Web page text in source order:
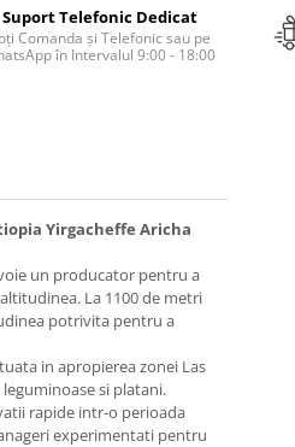
Suport Telefonic Dedicat
Comanda și Telefonic sau pe
în Intervalul 9:00 - 18:00
Yirgacheffe Aricha
un producator pentru a
La 1100 de metri
potrivita pentru a
in apropierea zonei Las
si platani.
rapide intr-o perioada
experimentati pentru